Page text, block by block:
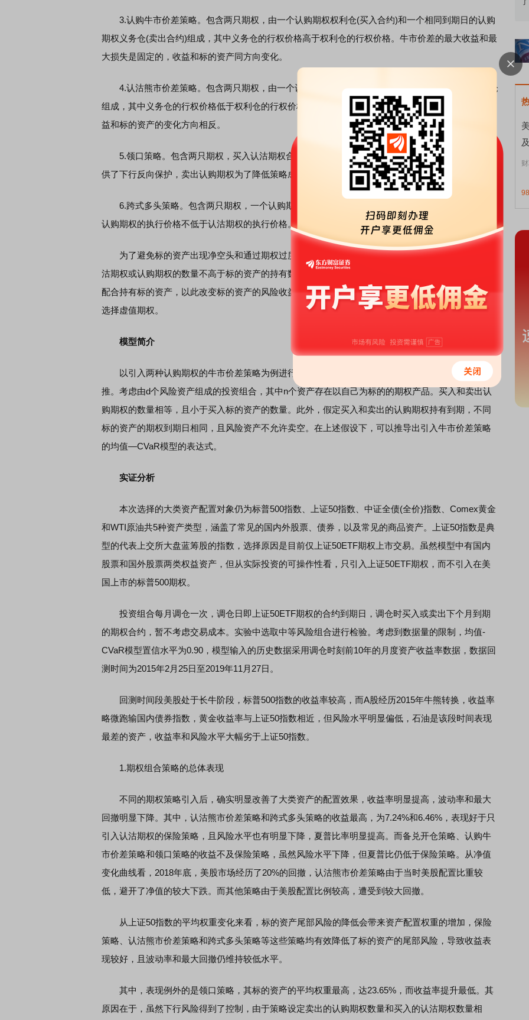
3.认购牛市价差策略。包含两只期权，由一个认购期权权利仓(买入合约)和一个相同到期日的认购
期权义务仓(卖出合约)组成，其中义务仓的行权价格高于权利仓的行权价格。牛市价差的最大收益和最
大损失是固定的，收益和标的资产同方向变化。
4.认沽熊市价差策略。包含两只期权，由一个认沽期权权利仓和一个相同到期日的认沽期权义务仓
组成，其中义务仓的行权价格低于权利仓的行权价格。熊市价差的最大收益和最大损失是固定的，收
益和标的资产的变化方向相反。
5.领口策略。包含两只期权，买入认沽期权合约，同时卖出虚值的认购期权合约。买入认沽期权提
供了下行反向保护，卖出认购期权为了降低策略成本。
6.跨式多头策略。包含两只期权，一个认购期权权利仓和一个相同到期日的认沽期权权利仓组成，
认购期权的执行价格不低于认沽期权的执行价格。策略的最大收益无限，最大损失固定。
为了避免标的资产出现净空头和通过期权过度加杠杆的情形，我们规定期权组合策略中持有的认
沽期权或认购期权的数量不高于标的资产的持有数量。此外，考虑到期权组合策略的引入目的是为了
配合持有标的资产，以此改变标的资产的风险收益特征，因此期权组合策略中买入或卖出的期权优先
选择虚值期权。
模型简介
以引入两种认购期权的牛市价差策略为例进行模型构建，其他引入多种期权的策略模型可以此类
推。考虑由d个风险资产组成的投资组合，其中n个资产存在以自己为标的的期权产品。买入和卖出认
购期权的数量相等，且小于买入标的资产的数量。此外，假定买入和卖出的认购期权持有到期，不同
标的资产的期权到期日相同，且风险资产不允许卖空。在上述假设下，可以推导出引入牛市价差策略
的均值—CVaR模型的表达式。
实证分析
本次选择的大类资产配置对象仍为标普500指数、上证50指数、中证全债(全价)指数、Comex黄金
和WTI原油共5种资产类型，涵盖了常见的国内外股票、债券，以及常见的商品资产。上证50指数是典
型的代表上交所大盘蓝筹股的指数，选择原因是目前仅上证50ETF期权上市交易。虽然模型中有国内
股票和国外股票两类权益资产，但从实际投资的可操作性看，只引入上证50ETF期权，而不引入在美
国上市的标普500期权。
投资组合每月调仓一次，调仓日即上证50ETF期权的合约到期日，调仓时买入或卖出下个月到期
的期权合约，暂不考虑交易成本。实验中选取中等风险组合进行检验。考虑到数据量的限制，均值-
CVaR模型置信水平为0.90，模型输入的历史数据采用调仓时刻前10年的月度资产收益率数据，数据回
测时间为2015年2月25日至2019年11月27日。
回测时间段美股处于长牛阶段，标普500指数的收益率较高，而A股经历2015年牛熊转换，收益率
略微跑输国内债券指数，黄金收益率与上证50指数相近，但风险水平明显偏低，石油是该段时间表现
最差的资产，收益率和风险水平大幅劣于上证50指数。
1.期权组合策略的总体表现
不同的期权策略引入后，确实明显改善了大类资产的配置效果，收益率明显提高，波动率和最大
回撤明显下降。其中，认沽熊市价差策略和跨式多头策略的收益最高，为7.24%和6.46%，表现好于只
引入认沽期权的保险策略，且风险水平也有明显下降，夏普比率明显提高。而备兑开仓策略、认购牛
市价差策略和领口策略的收益不及保险策略，虽然风险水平下降，但夏普比仍低于保险策略。从净值
变化曲线看，2018年底，美股市场经历了20%的回撤，认沽熊市价差策略由于当时美股配置比重较
低，避开了净值的较大下跌。而其他策略由于美股配置比例较高，遭受到较大回撤。
从上证50指数的平均权重变化来看，标的资产尾部风险的降低会带来资产配置权重的增加，保险
策略、认沽熊市价差策略和跨式多头策略等这些策略均有效降低了标的资产的尾部风险，导致收益表
现较好，且波动率和最大回撤仍维持较低水平。
其中，表现例外的是领口策略，其标的资产的平均权重最高，达23.65%，而收益率提升最低。其
原因在于，虽然下行风险得到了控制，由于策略设定卖出的认购期权数量和买入的认沽期权数量相